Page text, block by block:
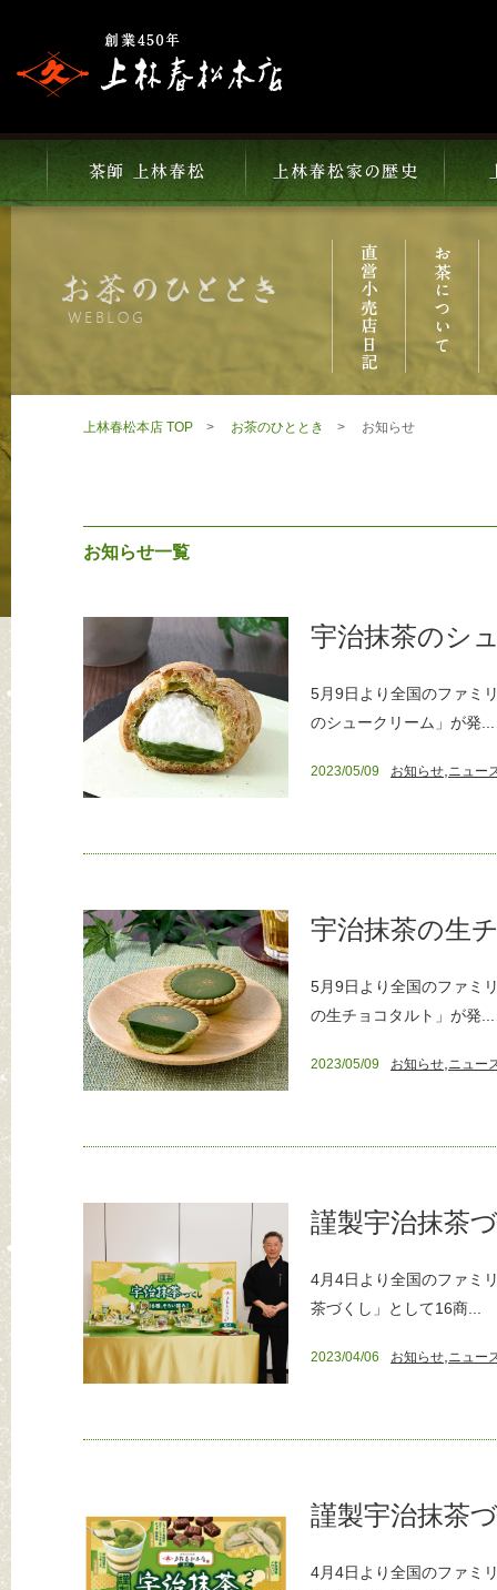
上林春松本店 TOP お茶のひととき お知らせ
お知らせ一覧
宇治抹茶のシ
5月9日より全国のファミ
のシュークリーム」が発...
2023/05/09 お知らせ ニュー
宇治抹茶の生
5月9日より全国のファミ
の生チョコタルト」が発...
2023/05/09 お知らせ ニュー
謹製宇治抹茶
4月4日より全国のファミ
茶づくし」として16商...
2023/04/06 お知らせ ニュー
謹製宇治抹茶
4月4日より全国のファミ